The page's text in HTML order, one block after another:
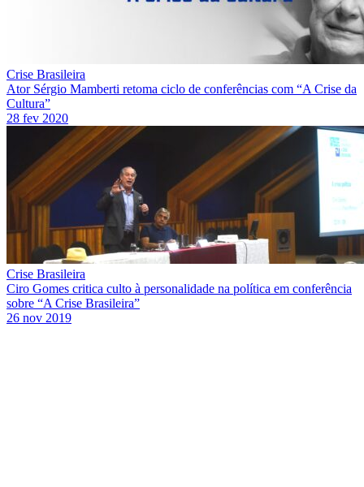
Crise Brasileira
Ator Sérgio Mamberti retoma ciclo de conferências com “A Crise da
Cultura”
28 fev 2020
Crise Brasileira
Ciro Gomes critica culto à personalidade na política em conferência
sobre “A Crise Brasileira”
26 nov 2019